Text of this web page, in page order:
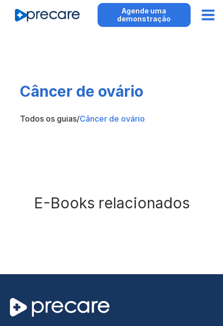
Agende uma
demonstração
Câncer de ovário
Todos os guias/Câncer de ovário
E-Books relacionados